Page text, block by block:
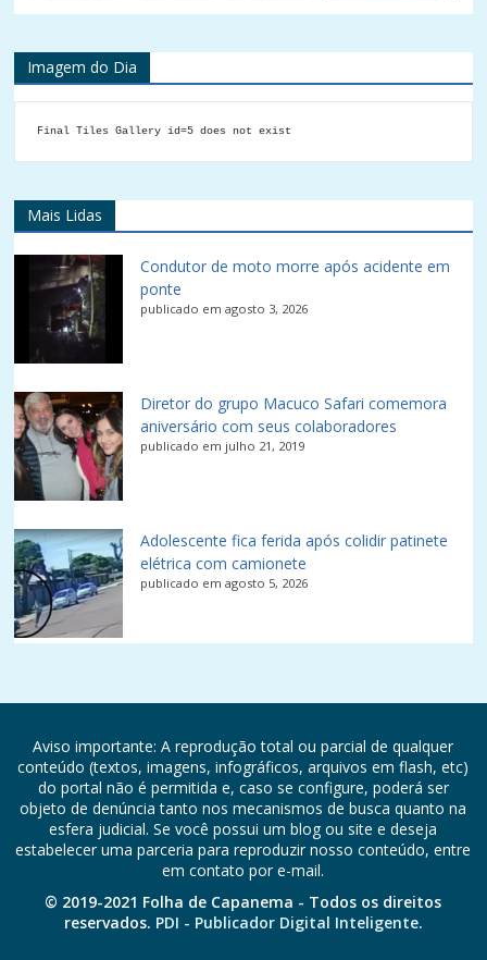
Imagem do Dia
Final Tiles Gallery id=5 does not exist
Mais Lidas
Condutor de moto morre após acidente em
ponte
publicado em agosto 3, 2026
Diretor do grupo Macuco Safari comemora
aniversário com seus colaboradores
publicado em julho 21, 2019
Adolescente fica ferida após colidir patinete
elétrica com camionete
publicado em agosto 5, 2026
Aviso importante: A reprodução total ou parcial de qualquer
conteúdo (textos, imagens, infográficos, arquivos em flash, etc)
do portal não é permitida e, caso se configure, poderá ser
objeto de denúncia tanto nos mecanismos de busca quanto na
esfera judicial. Se você possui um blog ou site e deseja
estabelecer uma parceria para reproduzir nosso conteúdo, entre
em contato por e-mail.
© 2019-2021 Folha de Capanema - Todos os direitos
reservados. PDI - Publicador Digital Inteligente.